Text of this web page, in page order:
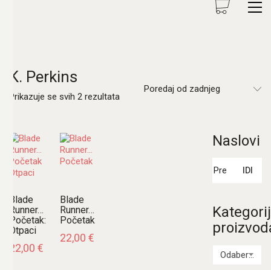
K. Perkins
Prikazuje se svih 2 rezultata
Poredaj od zadnjeg
Blade
Runner…
Početak:
Otpaci
22,00 €
Blade
Runner…
Početak
22,00 €
Naslovi
IDI
Odaberi kategoriju